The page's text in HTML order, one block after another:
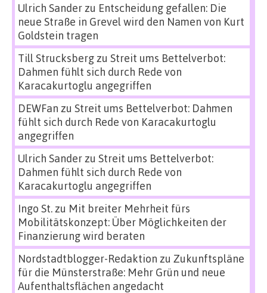
Ulrich Sanderzu Entscheidung gefallen: Die
neue Straße in Grevel wird den Namen von Kurt
Goldstein tragen
Till Strucksbergzu Streit ums Bettelverbot:
Dahmen fühlt sich durch Rede von
Karacakurtoglu angegriffen
DEWFan zu Streit ums Bettelverbot: Dahmen
fühlt sich durch Rede von Karacakurtoglu
angegriffen
Ulrich Sanderzu Streit ums Bettelverbot:
Dahmen fühlt sich durch Rede von
Karacakurtoglu angegriffen
Ingo St.zu Mit breiter Mehrheit fürs
Mobilitätskonzept: Über Möglichkeiten der
Finanzierung wird beraten
Nordstadtblogger-Redaktion zu Zukunftspläne
für die Münsterstraße: Mehr Grün und neue
Aufenthaltsflächen angedacht